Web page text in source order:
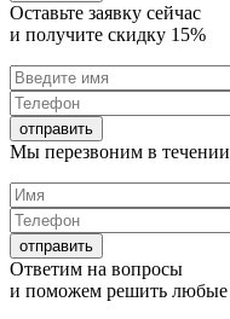
Оставьте заявку сейчас
и получите скидку 15%
Мы перезвоним в течении
Ответим на вопросы
и поможем решить любые